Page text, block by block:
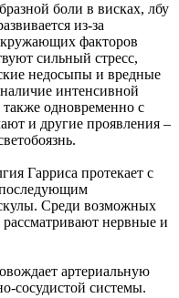
боли в висках, лбу
из-за
факторов
сильный стресс,
недосыпы и вредные
интенсивной
одновременно с
и другие проявления –
Гарриса протекает с
последующим
Среди возможных
рассматривают нервные и
артериальную
сосудистой системы.